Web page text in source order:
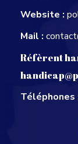
Website :
Mail :
Réfèrent
Téléphones
+221
+33 4